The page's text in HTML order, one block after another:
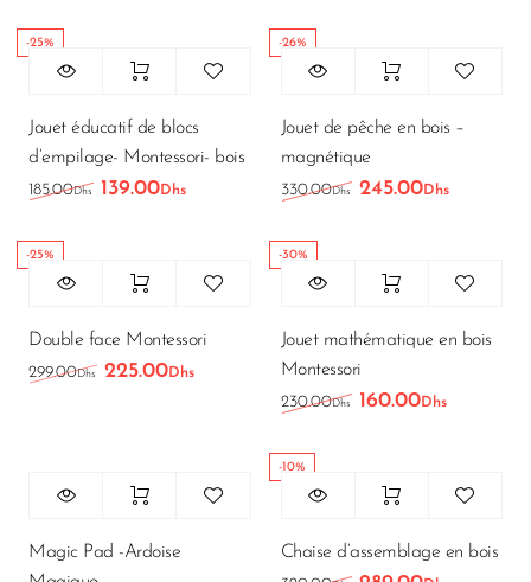
-25%
Jouet éducatif de blocs
d’empilage- Montessori- bois
185.00Dhs Le prix initial était : 185.00Dhs.
139.00Dhs Le prix actuel est : 139.00Dhs.
-26%
Jouet de pêche en bois –
magnétique
330.00Dhs Le prix initial était :
245.00Dhs
-25%
Double face Montessori
299.00Dhs Le prix initial était : 299.00Dhs.
225.00Dhs Le prix actuel est : 225.00Dhs.
-30%
Jouet mathématique en bois
Montessori
230.00Dhs Le prix initial était :
160.00Dhs
Magic Pad -Ardoise
-10%
Chaise d’assemblage en bois